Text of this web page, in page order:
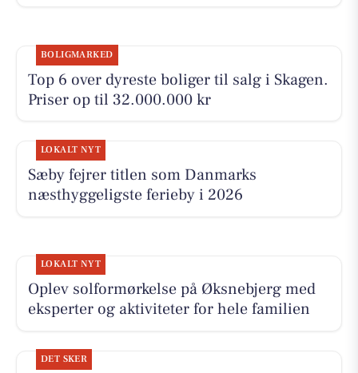
BOLIGMARKED
Top 6 over dyreste boliger til salg i Skagen.
Priser op til 32.000.000 kr
LOKALT NYT
Sæby fejrer titlen som Danmarks
næsthyggeligste ferieby i 2026
LOKALT NYT
Oplev solformørkelse på Øksnebjerg med
eksperter og aktiviteter for hele familien
DET SKER